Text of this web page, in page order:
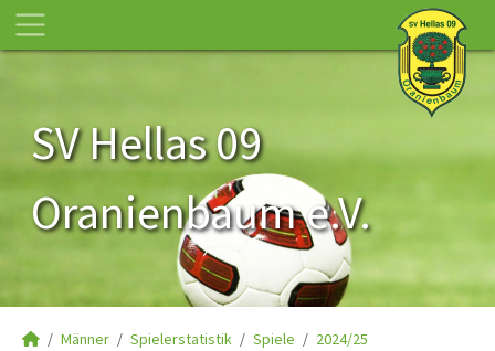
SV Hellas 09
Oranienbaum e.V.
Männer Spielerstatistik Spiele
2024/25